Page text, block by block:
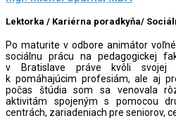
Lektorka / Kariérna poradkyňa/
Po maturite v odbore animátor
sociálnu prácu na pedagogickej
v Bratislave práve kvôli svojej
k pomáhajúcim profesiám, ale aj
počas štúdia som sa venovala
aktivitám spojeným s pomocou
centrách, zariadeniach pre seniorov,